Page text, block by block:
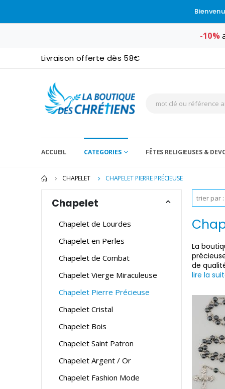
-10%
Livraison offerte dès 58€
ACCUEIL CATEGORIES FÊTES RELIGIEUSES &
CHAPELET CHAPELET PIERRE PRÉCIEUSE
La
de
lire la
Chapelet
Chapelet de Lourdes
Chapelet en Perles
Chapelet de Combat
Chapelet Vierge Miraculeuse
Chapelet Pierre Précieuse
Chapelet Cristal
Chapelet Bois
Chapelet Saint Patron
Chapelet Argent / Or
Chapelet Fashion Mode